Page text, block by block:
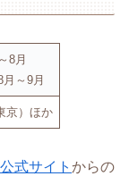
8月
～9月
京）ほか
式サイト からの